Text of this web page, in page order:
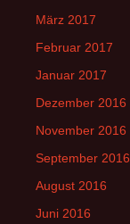
März 2017
Februar 2017
Januar 2017
Dezember 2016
November 2016
September 2016
August 2016
Juni 2016